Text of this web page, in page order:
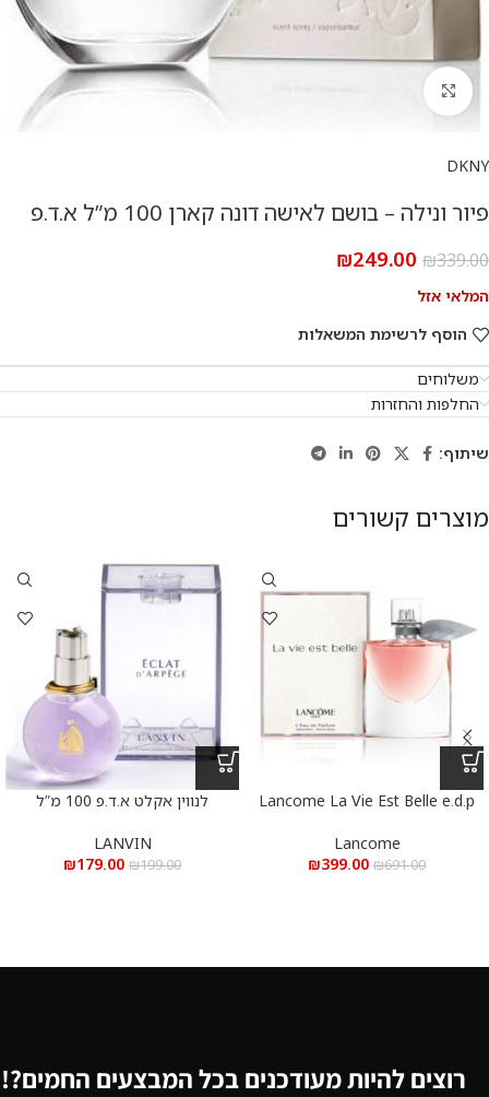
להגדלת התמונה
DKNY
פיור ונילה – בושם לאישה דונה קארן 100 מ”ל א.ד.פ
₪339.00
₪249.00
המלאי אזל
הוסף לרשימת המשאלות
משלוחים
החלפות והחזרות
שיתוף:
מוצרים קשורים
Lancome La Vie Est Belle e.d.p
100 מ”ל
Lancome
₪691.00
₪399.00
לנווין אקלט א.ד.פ 100 מ”ל
LANVIN
₪199.00
₪179.00
רוצים להיות מעודכנים בכל המבצעים החמים?!